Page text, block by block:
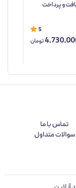
و پرداخت
5
تومان
تماس با ما
سوالات متداول